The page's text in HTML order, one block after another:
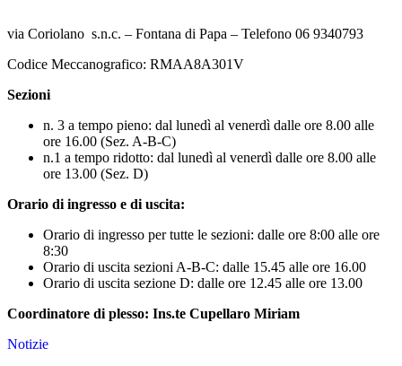
via Coriolano s.n.c. – Fontana di Papa – Telefono 06 9340793
Codice Meccanografico: RMAA8A301V
Sezioni
n. 3 a tempo pieno: dal lunedì al venerdì dalle ore 8.00 alle
ore 16.00 (Sez. A-B-C)
n.1 a tempo ridotto: dal lunedì al venerdì dalle ore 8.00 alle
ore 13.00 (Sez. D)
Orario di ingresso e di uscita:
Orario di ingresso per tutte le sezioni: dalle ore 8:00 alle ore
8:30
Orario di uscita sezioni A-B-C: dalle 15.45 alle ore 16.00
Orario di uscita sezione D: dalle ore 12.45 alle ore 13.00
Coordinatore di plesso: Ins.te Cupellaro Miriam
Notizie